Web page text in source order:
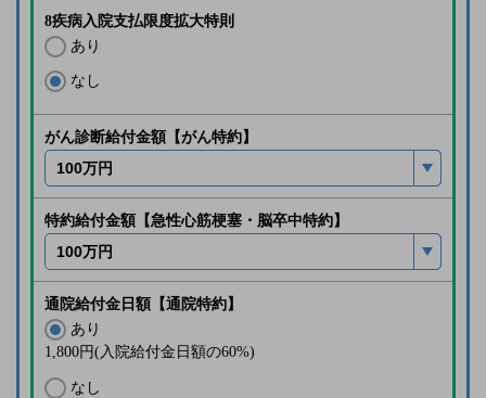
8疾病入院支払限度拡大特則
あり
なし
がん診断給付金額【がん特約】
特約給付金額【急性心筋梗塞・脳卒中特約】
通院給付金日額【通院特約】
あり
1,800円(入院給付金日額の60%)
なし